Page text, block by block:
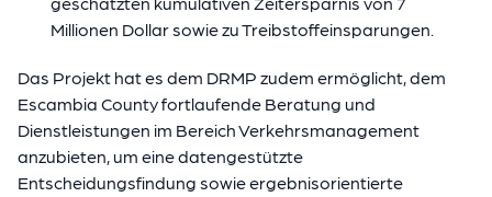
Millionen Dollar sowie zu Treibstoffeinsparungen.
Das Projekt hat es dem DRMP zudem ermöglicht, dem
Escambia County fortlaufende Beratung und
Dienstleistungen im Bereich Verkehrsmanagement
anzubieten, um eine datengestützte
Entscheidungsfindung sowie ergebnisorientierte